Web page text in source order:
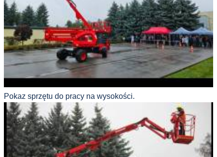
Pokaz sprzętu do pracy na wysokości.